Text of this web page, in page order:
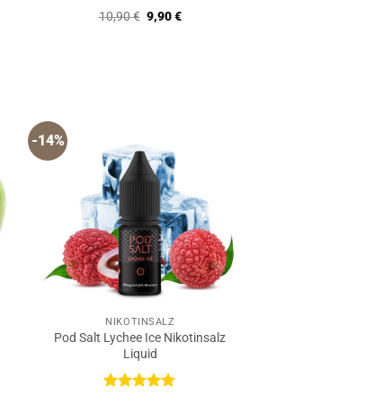
Bewertet
mit5von
10,90€ Ursprünglicher
9,90€Aktueller
-14%
NIKOTINSALZ
Pod Salt Lychee Ice Nikotinsalz
Liquid